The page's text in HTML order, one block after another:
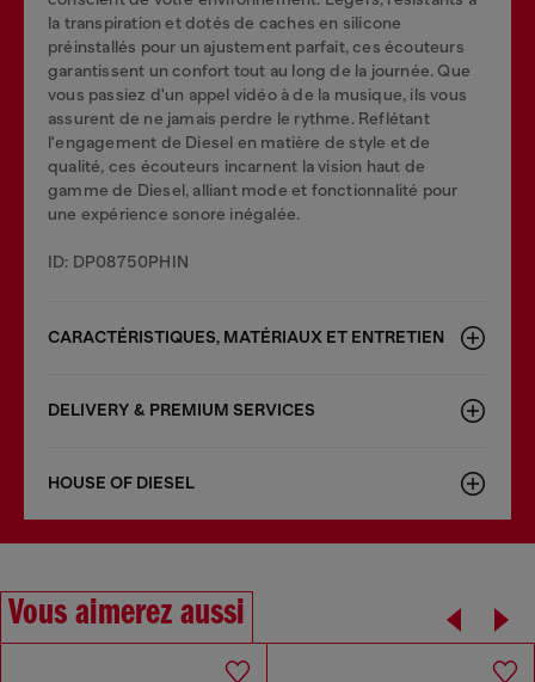
la transpiration et dotés de caches en silicone
préinstallés pour un ajustement parfait, ces écouteurs
garantissent un confort tout au long de la journée. Que
vous passiez d'un appel vidéo à de la musique, ils vous
assurent de ne jamais perdre le rythme. Reflétant
l'engagement de Diesel en matière de style et de
qualité, ces écouteurs incarnent la vision haut de
gamme de Diesel, alliant mode et fonctionnalité pour
une expérience sonore inégalée.
ID: DP08750PHIN
CARACTÉRISTIQUES, MATÉRIAUX ET ENTRETIEN
DELIVERY & PREMIUM SERVICES
HOUSE OF DIESEL
Vous aimerez aussi